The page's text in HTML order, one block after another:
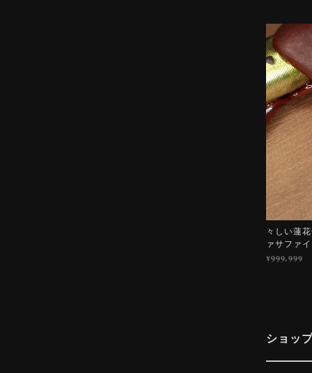
々しい蓮
ァサファ
¥999,999
ショッ